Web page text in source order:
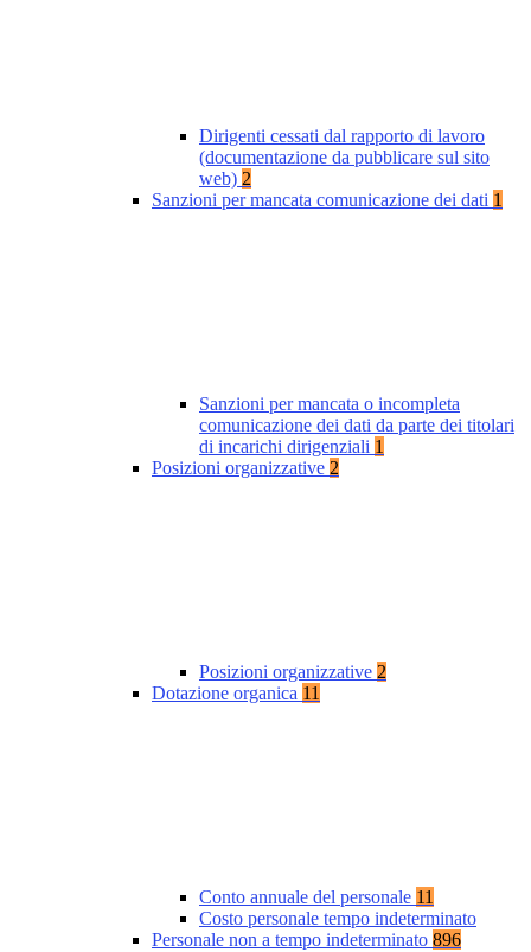
Dirigenti cessati dal rapporto di lavoro
(documentazione da pubblicare sul sito
web) 2
Sanzioni per mancata comunicazione dei dati 1
Sanzioni per mancata o incompleta
comunicazione dei dati da parte dei titolari
di incarichi dirigenziali 1
Posizioni organizzative 2
Posizioni organizzative 2
Dotazione organica 11
Conto annuale del personale 11
Costo personale tempo indeterminato
Personale non a tempo indeterminato 896